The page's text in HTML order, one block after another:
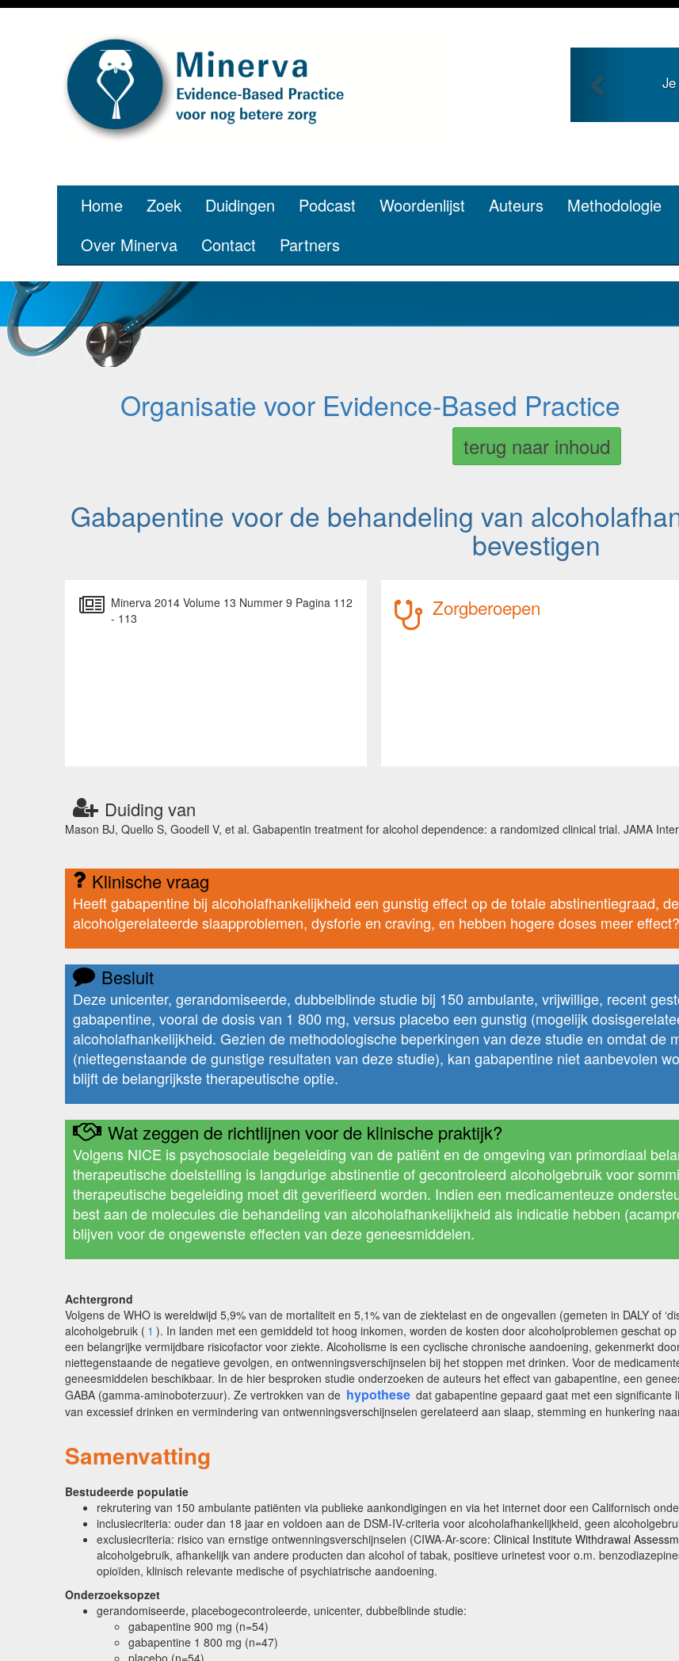
Je bent jong en zoekt roem met je
Home Zoek Duidingen Podcast Woordenlijst Auteurs Methodologie
Over Minerva
Contact Partners
Organisatie voor Evidence-Based Practice
terug naar inhoud
Gabapentine voor de behandeling van
bevestigen
Minerva 2014 Volume 13 Nummer 9 Pagina 112
- 113
Zorgberoepen
Duiding van
Mason BJ, Quello S, Goodell V, et al. Gabapentin treatment for alcohol dependence: a randomized clinical trial. JAMA
Klinische vraag
Heeft gabapentine bij alcoholafhankelijkheid een gunstig effect op de totale abstinentiegraad,
alcoholgerelateerde slaapproblemen, dysforie en craving, en hebben hogere doses meer effect?
Besluit
Deze unicenter, gerandomiseerde, dubbelblinde studie bij 150 ambulante, vrijwillige, recent
gabapentine, vooral de dosis van 1 800 mg, versus placebo een gunstig (mogelijk
alcoholafhankelijkheid. Gezien de methodologische beperkingen van deze studie en omdat de
(niettegenstaande de gunstige resultaten van deze studie), kan gabapentine niet aanbevolen
blijft de belangrijkste therapeutische optie.
Wat zeggen de richtlijnen voor de klinische praktijk?
Volgens NICE is psychosociale begeleiding van de patiënt en de omgeving van primordiaal
therapeutische doelstelling is langdurige abstinentie of gecontroleerd alcoholgebruik voor
therapeutische begeleiding moet dit geverifieerd worden. Indien een medicamenteuze
best aan de molecules die behandeling van alcoholafhankelijkheid als indicatie hebben
blijven voor de ongewenste effecten van deze geneesmiddelen.
Achtergrond
Volgens de WHO is wereldwijd 5,9% van de mortaliteit en 5,1% van de ziektelast en de ongevallen (gemeten in DALY of
alcoholgebruik ( 1 ). In landen met een gemiddeld tot hoog inkomen, worden de kosten door alcoholproblemen geschat
een belangrijke vermijdbare risicofactor voor ziekte. Alcoholisme is een cyclische chronische aandoening, gekenmerkt
niettegenstaande de negatieve gevolgen, en ontwenningsverschijnselen bij het stoppen met drinken. Voor de
geneesmiddelen beschikbaar. In de hier besproken studie onderzoeken de auteurs het effect van gabapentine, een
GABA (gamma-aminoboterzuur). Ze vertrokken van de hypothese dat gabapentine gepaard gaat met een
van excessief drinken en vermindering van ontwenningsverschijnselen gerelateerd aan slaap, stemming en hunkering
Samenvatting
Bestudeerde populatie
rekrutering van 150 ambulante patiënten via publieke aankondigingen en via het internet door een Californisch
inclusiecriteria: ouder dan 18 jaar en voldoen aan de DSM-IV-criteria voor alcoholafhankelijkheid, geen
exclusiecriteria: risico van ernstige ontwenningsverschijnselen (CIWA-Ar-score: Clinical Institute Withdrawal
alcoholgebruik, afhankelijk van andere producten dan alcohol of tabak, positieve urinetest voor o.m.
opioïden, klinisch relevante medische of psychiatrische aandoening.
Onderzoeksopzet
gerandomiseerde, placebogecontroleerde, unicenter, dubbelblinde studie:
gabapentine 900 mg (n=54)
gabapentine 1 800 mg (n=47)
placebo (n=54)